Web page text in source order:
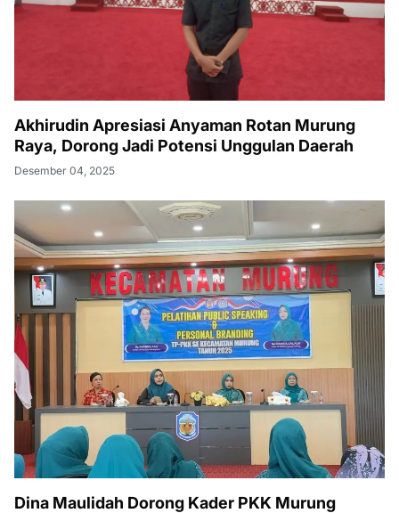
Akhirudin Apresiasi Anyaman Rotan Murung
Raya, Dorong Jadi Potensi Unggulan Daerah
Desember 04, 2025
Dina Maulidah Dorong Kader PKK Murung